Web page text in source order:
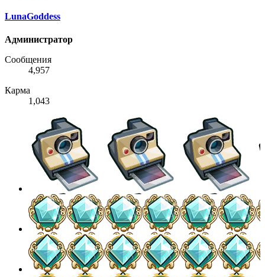
LunaGoddess
Администратор
Сообщения
4,957
Карма
1,043